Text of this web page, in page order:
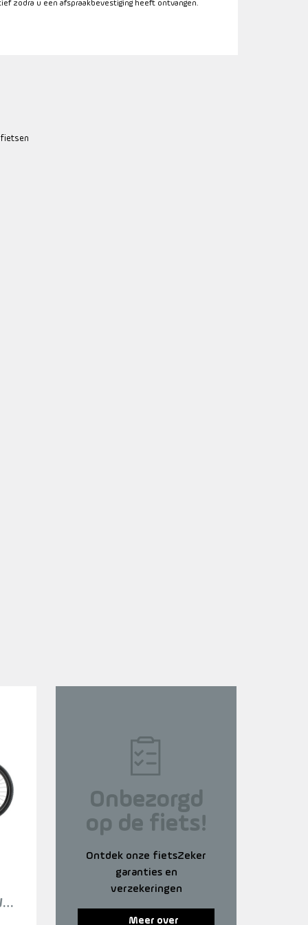
zodra u een afspraakbevestiging heeft ontvangen.
Onbezorgd
op de fiets!
Ontdek onze fietsZeker
garanties en
verzekeringen
Meer over